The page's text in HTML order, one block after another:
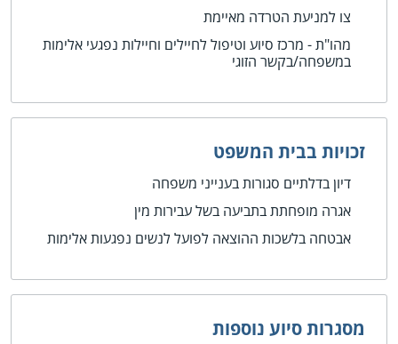
צו למניעת הטרדה מאיימת
מהו"ת - מרכז סיוע וטיפול לחיילים וחיילות נפגעי אלימות
במשפחה/בקשר הזוגי
זכויות בבית המשפט
דיון בדלתיים סגורות בענייני משפחה
אגרה מופחתת בתביעה בשל עבירות מין
אבטחה בלשכות ההוצאה לפועל לנשים נפגעות אלימות
מסגרות סיוע נוספות